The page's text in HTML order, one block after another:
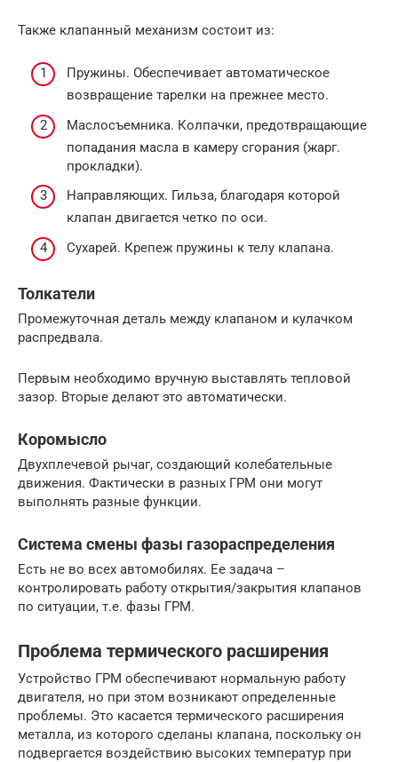
Также клапанный механизм состоит из:
Пружины. Обеспечивает автоматическое
возвращение тарелки на прежнее место.
Маслосъемника. Колпачки, предотвращающие
попадания масла в камеру сгорания (жарг.
прокладки).
Направляющих. Гильза, благодаря которой
клапан двигается четко по оси.
Сухарей. Крепеж пружины к телу клапана.
Толкатели
Промежуточная деталь между клапаном и кулачком
распредвала.
Первым необходимо вручную выставлять тепловой
зазор. Вторые делают это автоматически.
Коромысло
Двухплечевой рычаг, создающий колебательные
движения. Фактически в разных ГРМ они могут
выполнять разные функции.
Система смены фазы газораспределения
Есть не во всех автомобилях. Ее задача –
контролировать работу открытия/закрытия клапанов
по ситуации, т.е. фазы ГРМ.
Проблема термического расширения
Устройство ГРМ обеспечивают нормальную работу
двигателя, но при этом возникают определенные
проблемы. Это касается термического расширения
металла, из которого сделаны клапана, поскольку он
подвергается воздействию высоких температур при